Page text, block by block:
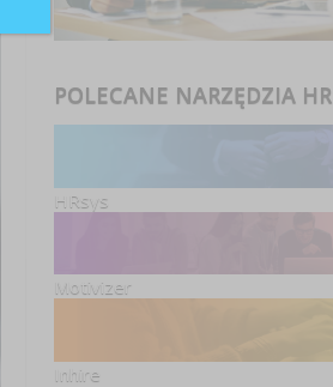
POLECANE NARZĘDZIA HR
HRsys
Motivizer
Inhire